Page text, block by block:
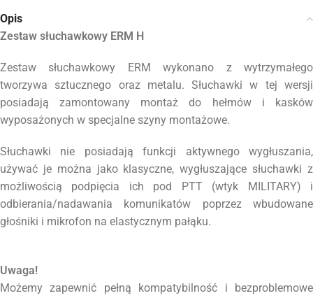
Opis
Zestaw słuchawkowy ERM H
Zestaw słuchawkowy ERM wykonano z wytrzymałego
tworzywa sztucznego oraz metalu. Słuchawki w tej wersji
posiadają zamontowany montaż do hełmów i kasków
wyposażonych w specjalne szyny montażowe.
Słuchawki nie posiadają funkcji aktywnego wygłuszania,
używać je można jako klasyczne, wygłuszające słuchawki z
możliwością podpięcia ich pod PTT (wtyk MILITARY) i
odbierania/nadawania komunikatów poprzez wbudowane
głośniki i mikrofon na elastycznym pałąku.
Uwaga!
Możemy zapewnić pełną kompatybilność i bezproblemowe